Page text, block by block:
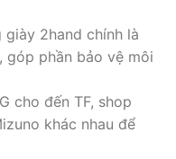
2hand chính là
góp phần bảo vệ môi
cho đến TF, shop
khác nhau để